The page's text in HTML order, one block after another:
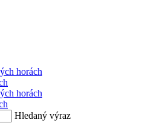
Hledaný výraz